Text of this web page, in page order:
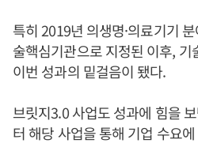
특히 2019년 의생명·의료기기
술핵심기관으로 지정된 이후,
이번 성과의 밑걸음이 됐다.
브릿지3.0 사업도 성과에 힘을
터 해당 사업을 통해 기업 수요